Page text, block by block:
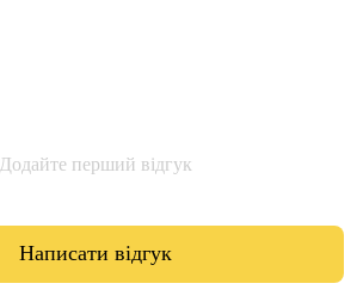
Додайте перший відгук
Написати відгук